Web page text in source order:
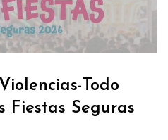
Todo
Fiestas Seguras